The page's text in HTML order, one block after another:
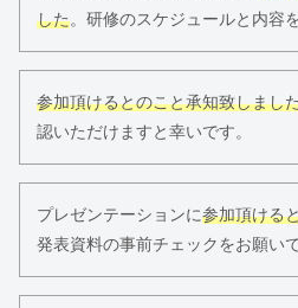
した。研修のスケジュールと内容
参加頂けるとのこと承知致しまし
認いただけますと幸いです。
プレゼンテーションに参加頂ける
発表資料の事前チェックをお願い